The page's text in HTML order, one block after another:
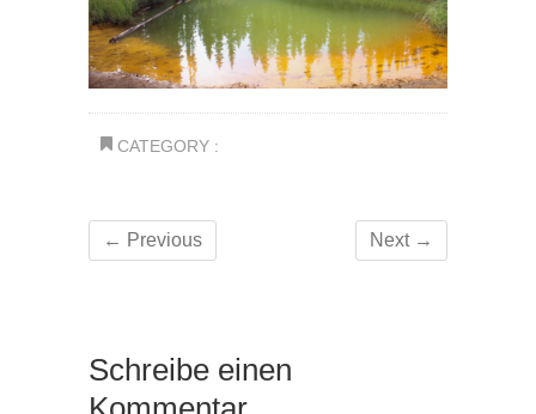
CATEGORY :
← Previous Next →
Schreibe einen